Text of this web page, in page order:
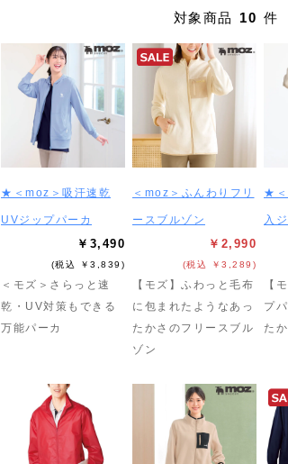
対象商品 10 件
★＜moz＞吸汗速乾
UVジップパーカ
￥3,490
(税込 ￥3,839)
＜モズ＞さらっと速
乾・UV対策もできる
万能パーカ
＜moz＞ふんわりフリ
ースブルゾン
￥2,990
(税込 ￥3,289)
【モズ】ふわっと毛布
に包まれたようなあっ
たかさのフリースブル
ゾン
★＜
入
【
プ
たか